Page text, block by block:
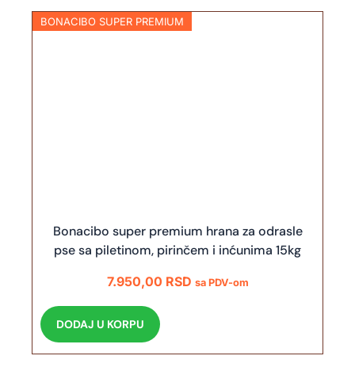
BONACIBO SUPER PREMIUM
Bonacibo super premium hrana za odrasle
pse sa piletinom, pirinčem i inćunima 15kg
7.950,00 RSD sa PDV-om
DODAJ U KORPU